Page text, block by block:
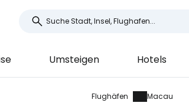
Umsteigen Hotels
Flughäfen Macau